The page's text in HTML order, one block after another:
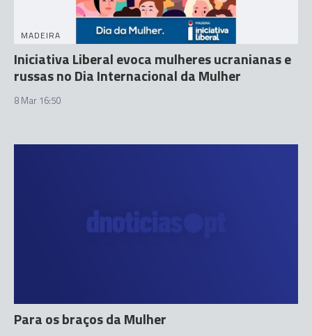
MADEIRA
Iniciativa Liberal evoca mulheres ucranianas e
russas no Dia Internacional da Mulher
8 Mar 16:50
Para os braços da Mulher